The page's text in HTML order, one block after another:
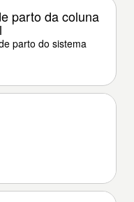
parto da coluna
parto do sistema